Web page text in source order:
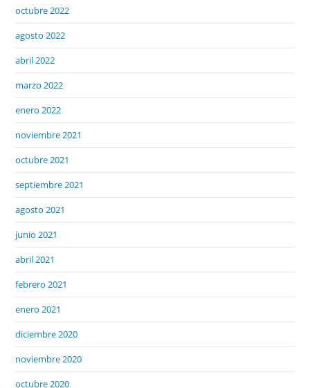
octubre 2022
agosto 2022
abril 2022
marzo 2022
enero 2022
noviembre 2021
octubre 2021
septiembre 2021
agosto 2021
junio 2021
abril 2021
febrero 2021
enero 2021
diciembre 2020
noviembre 2020
octubre 2020